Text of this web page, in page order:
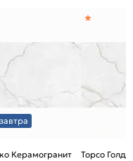
Для ванной, Для пола
Белый
Керамогранит
Торсо Голд